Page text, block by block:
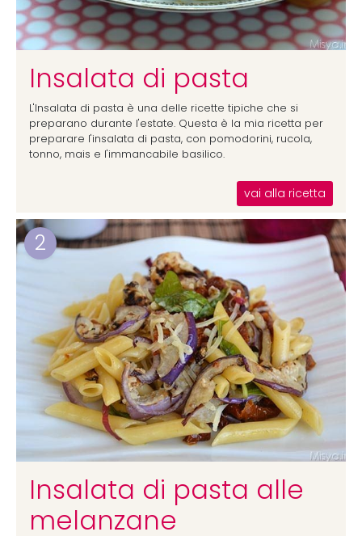
Insalata di pasta
L'Insalata di pasta è una delle ricette tipiche che si
preparano durante l'estate. Questa è la mia ricetta per
preparare l'insalata di pasta, con pomodorini, rucola,
tonno, mais e l'immancabile basilico.
vai alla ricetta
2
Insalata di pasta alle
melanzane